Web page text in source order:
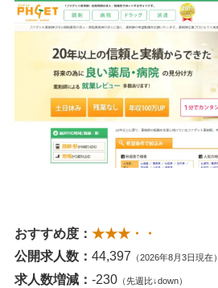
おすすめ度： ★★★・・
公開求人数： 44,397 （2026年8月3日現在）
求人数増減： -230 （先週比↓down）